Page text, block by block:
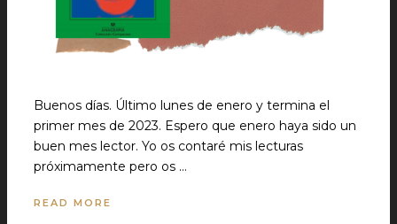
Buenos días. Último lunes de enero y termina el
primer mes de 2023. Espero que enero haya sido un
buen mes lector. Yo os contaré mis lecturas
próximamente pero os …
READ MORE